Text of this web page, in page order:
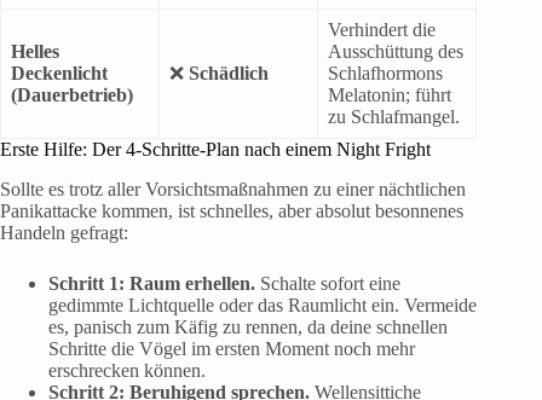
Helles
Deckenlicht
(Dauerbetrieb)
❌ Schädlich
Verhindert die
Ausschüttung des
Schlafhormons
Melatonin; führt
zu Schlafmangel.
Erste Hilfe: Der 4-Schritte-Plan nach einem Night Fright
Sollte es trotz aller Vorsichtsmaßnahmen zu einer nächtlichen
Panikattacke kommen, ist schnelles, aber absolut besonnenes
Handeln gefragt:
Schritt 1: Raum erhellen. Schalte sofort eine
gedimmte Lichtquelle oder das Raumlicht ein. Vermeide
es, panisch zum Käfig zu rennen, da deine schnellen
Schritte die Vögel im ersten Moment noch mehr
erschrecken können.
Schritt 2: Beruhigend sprechen. Wellensittiche